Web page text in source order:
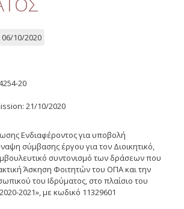
Έργων
Έργων
2020)
Ανθρώπινου
Εκπαίδευση και
06/10/2020
20
21/10/2020
Ενδιαφέροντος για υποβολή
σύμβασης έργου για τον Διοικητικό,
συντονισμό των δράσεων που
Άσκηση Φοιτητών του ΟΠΑ και την
του Ιδρύματος, στο πλαίσιο του
2021», με κωδικό 11329601